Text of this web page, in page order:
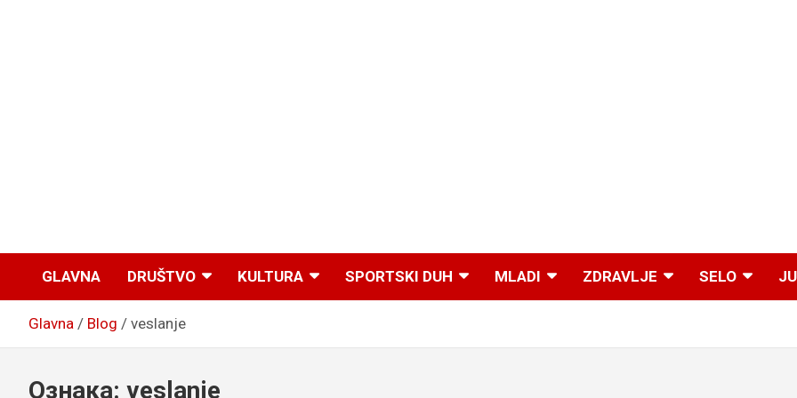
GLAVNA DRUŠTVO KULTURA SPORTSKI DUH MLADI ZDRAVLJE SELO
Glavna Blog veslanje
Ознака: veslanje